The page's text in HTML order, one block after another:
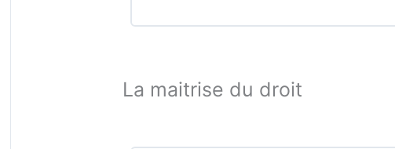
La maitrise du droit